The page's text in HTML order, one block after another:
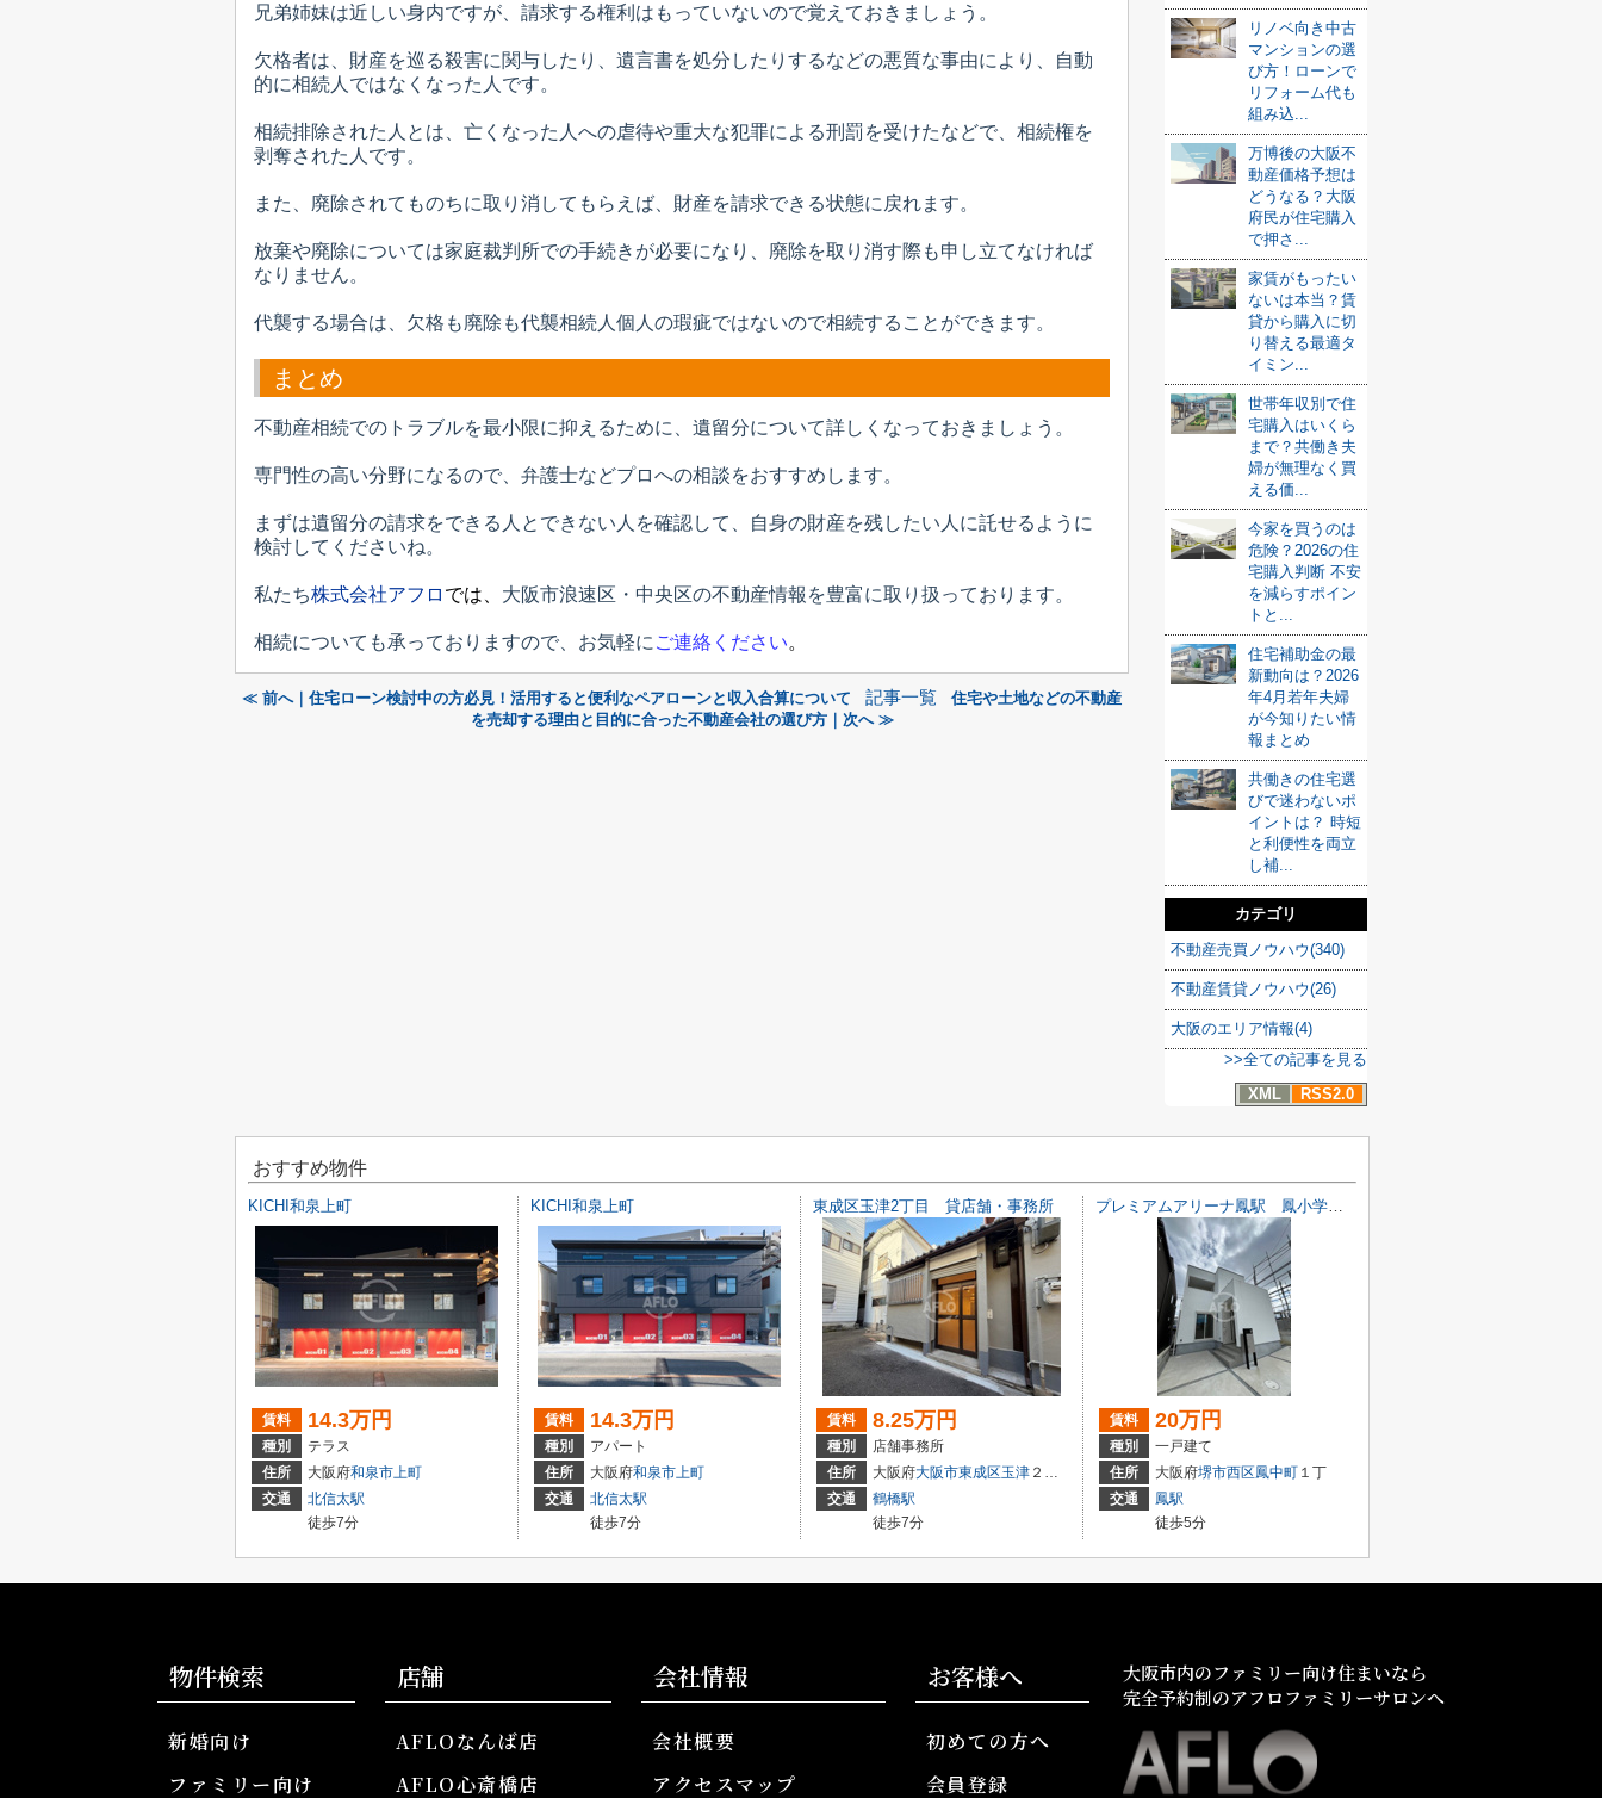
兄弟姉妹は近しい身内ですが、請求する権利はもっていないので覚えておきましょう。
欠格者は、財産を巡る殺害に関与したり、遺言書を処分したりするなどの悪質な事由により、自動
的に相続人ではなくなった人です。
相続排除された人とは、亡くなった人への虐待や重大な犯罪による刑罰を受けたなどで、相続権を
剥奪された人です。
また、廃除されてものちに取り消してもらえば、財産を請求できる状態に戻れます。
放棄や廃除については家庭裁判所での手続きが必要になり、廃除を取り消す際も申し立てなければ
なりません。
代襲する場合は、欠格も廃除も代襲相続人個人の瑕疵ではないので相続することができます。
まとめ
不動産相続でのトラブルを最小限に抑えるために、遺留分について詳しくなっておきましょう。
専門性の高い分野になるので、弁護士などプロへの相談をおすすめします。
まずは遺留分の請求をできる人とできない人を確認して、自身の財産を残したい人に託せるように
検討してくださいね。
私たち株式会社アフロ では、 大阪市浪速区・中央区の不動産情報を豊富に取り扱っております。
相続についても承っておりますので、お気軽に ご連絡ください。
≪ 前へ｜住宅ローン検討中の方必見！活用すると便利なペアローンと収入合算について 記事一覧
住宅や土地などの不動産
を売却する理由と目的に合った不動産会社の選び方｜次へ ≫
リノベ向き中古
マンションの選
び方！ローンで
リフォーム代も
組み込...
万博後の大阪不
動産価格予想は
どうなる？大阪
府民が住宅購入
で押さ...
家賃がもったい
ないは本当？賃
貸から購入に切
り替える最適タ
イミン...
世帯年収別で住
宅購入はいくら
まで？共働き夫
婦が無理なく買
える価...
今家を買うのは
危険？2026の住
宅購入判断 不安
を減らすポイン
トと...
住宅補助金の最
新動向は？2026
年4月若年夫婦
が今知りたい情
報まとめ
共働きの住宅選
びで迷わないポ
イントは？ 時短
と利便性を両立
し補...
カテゴリ
不動産売買ノウハウ(340)
不動産賃貸ノウハウ(26)
大阪のエリア情報(4)
>>全ての記事を見る
XML
RSS2.0
おすすめ物件
KICHI和泉上町
賃料 14.3万円
種別
テラス
住所
大阪府和泉市上町
交通
北信太駅
徒歩7分
KICHI和泉上町
賃料 14.3万円
種別
アパート
住所
大阪府和泉市上町
交通
北信太駅
徒歩7分
東成区玉津2丁目 貸店舗・事務所
賃料 8.25万円
種別
店舗事務所
住所
大阪府大阪市東成区玉津 ２丁目
交通
鶴橋駅
徒歩7分
賃料 20万円
種別
一戸建て
住所
大阪府堺市西区鳳中町 １丁
交通
鳳駅
徒歩5分
物件検索
新婚向け
ファミリー向け
店舗
AFLOなんば店
AFLO心斎橋店
会社情報
会社概要
アクセスマップ
お客様へ
初めての方へ
会員登録
大阪市内のファミリー向け住まいなら
完全予約制のアフロファミリーサロンへ